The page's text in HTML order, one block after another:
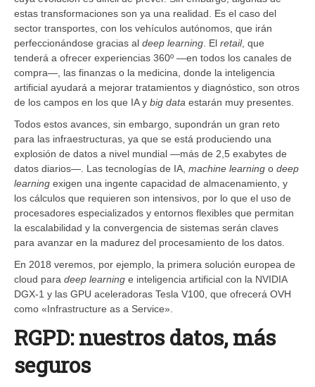
estas transformaciones son ya una realidad. Es el caso del
sector transportes, con los vehículos autónomos, que irán
perfeccionándose gracias al deep learning . El retail, que
tenderá a ofrecer experiencias 360º —en todos los canales de
compra—, las finanzas o la medicina, donde la inteligencia
artificial ayudará a mejorar tratamientos y diagnóstico, son otros
de los campos en los que IA y big data estarán muy presentes.
Todos estos avances, sin embargo, supondrán un gran reto
para las infraestructuras, ya que se está produciendo una
explosión de datos a nivel mundial —más de 2,5 exabytes de
datos diarios—. Las tecnologías de IA, machine learning o deep
learning exigen una ingente capacidad de almacenamiento, y
los cálculos que requieren son intensivos, por lo que el uso de
procesadores especializados y entornos flexibles que permitan
la escalabilidad y la convergencia de sistemas serán claves
para avanzar en la madurez del procesamiento de los datos.
En 2018 veremos, por ejemplo, la primera solución europea de
cloud para deep learning e inteligencia artificial con la NVIDIA
DGX-1 y las GPU aceleradoras Tesla V100, que ofrecerá OVH
como «Infrastructure as a Service».
RGPD: nuestros datos, más
seguros